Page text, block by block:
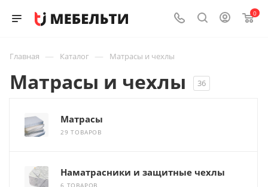
0
Главная — Каталог — Матрасы и чехлы
Матрасы и чехлы 36
Матрасы
29 ТОВАРОВ
Наматрасники и защитные чехлы
6 ТОВАРОВ